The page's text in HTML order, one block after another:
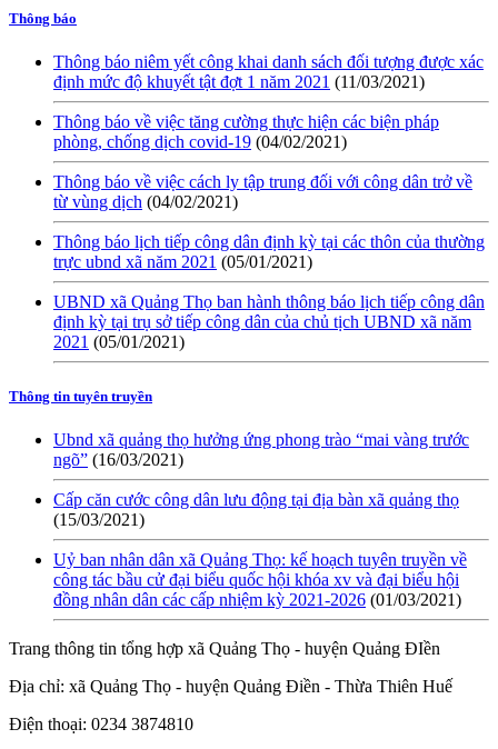
Thông báo
Thông báo niêm yết công khai danh sách đối tượng được xác
định mức độ khuyết tật đợt 1 năm 2021 (11/03/2021)
Thông báo về việc tăng cường thực hiện các biện pháp
phòng, chống dịch covid-19 (04/02/2021)
Thông báo về việc cách ly tập trung đối với công dân trở về
từ vùng dịch (04/02/2021)
Thông báo lịch tiếp công dân định kỳ tại các thôn của thường
trực ubnd xã năm 2021 (05/01/2021)
UBND xã Quảng Thọ ban hành thông báo lịch tiếp công dân
định kỳ tại trụ sở tiếp công dân của chủ tịch UBND xã năm
2021 (05/01/2021)
Thông tin tuyên truyền
Ubnd xã quảng thọ hưởng ứng phong trào “mai vàng trước
ngõ” (16/03/2021)
Cấp căn cước công dân lưu động tại địa bàn xã quảng thọ
(15/03/2021)
Uỷ ban nhân dân xã Quảng Thọ: kế hoạch tuyên truyền về
công tác bầu cử đại biểu quốc hội khóa xv và đại biểu hội
đồng nhân dân các cấp nhiệm kỳ 2021-2026 (01/03/2021)
Trang thông tin tổng hợp xã Quảng Thọ - huyện Quảng ĐIền
Địa chỉ: xã Quảng Thọ - huyện Quảng Điền - Thừa Thiên Huế
Điện thoại: 0234 3874810